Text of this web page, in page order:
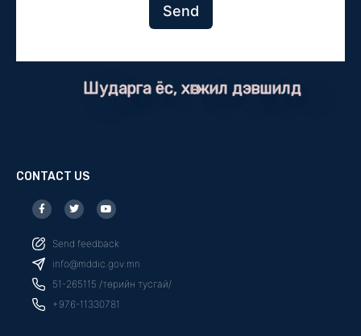
Send
Шударга ёс, хөгжил дэвшилд
CONTACT US
F
a
c
b
o
o
k
f
T
w
i
t
e
r
Y
o
u
u
b
e
Send feedback
info@mddic.gov.mn
51-265115 /төрийн тусгай/
+976-11330781